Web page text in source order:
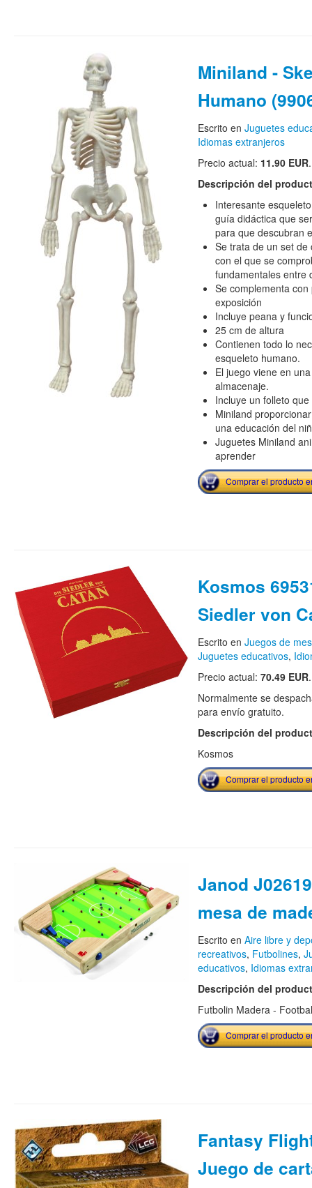
Miniland -
Humano
Escrito en Juguetes
Idiomas extranjeros
Precio actual: 11.90 EUR.
Descripción del
Interesante
guía didáctica que
para que descubran
Se trata de un set
con el que se
fundamentales entre
Se complementa
exposición
Incluye peana y
25 cm de altura
Contienen todo lo
esqueleto humano.
El juego viene en
almacenaje.
Incluye un folleto
Miniland
una educación del
Juguetes Miniland
aprender
Comprar el producto
Kosmos
Siedler von
Escrito en Juegos de
Juguetes educativos,
Precio actual: 70.49 EUR.
Normalmente se
para envío gratuito.
Descripción del
Kosmos
Comprar el producto
Janod
mesa de
Escrito en Aire libre y
recreativos, Futbolines,
educativos, Idiomas
Descripción del
Futbolin Madera -
Comprar el producto
Fantasy
Juego de